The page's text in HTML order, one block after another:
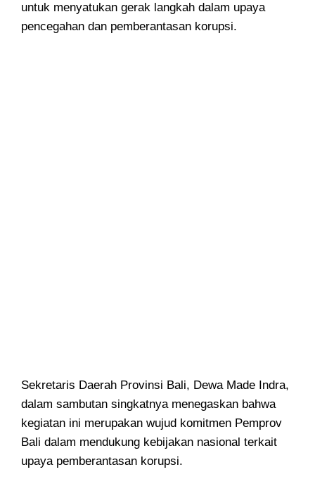
untuk menyatukan gerak langkah dalam upaya
pencegahan dan pemberantasan korupsi.
Sekretaris Daerah Provinsi Bali, Dewa Made Indra,
dalam sambutan singkatnya menegaskan bahwa
kegiatan ini merupakan wujud komitmen Pemprov
Bali dalam mendukung kebijakan nasional terkait
upaya pemberantasan korupsi.